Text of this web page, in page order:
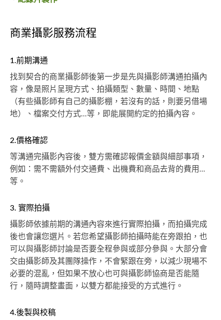
商業攝影服務流程
1.前期溝通
找到契合的商業攝影師後第一步是先與攝影師溝通拍攝內
容，像是照片呈現方式、拍攝類型、數量、時間、地點
（有些攝影師有自己的攝影棚，若沒有的話，則要另借場
地）、檔案交付方式...等，即能展開約定的拍攝內容。
2.價格確認
等溝通完攝影內容後，雙方需確認報價金額與細部事項，
例如：需不需額外付交通費、出機費和商品去背的費用...
等。
3. 實際拍攝
攝影師依據前期的溝通內容來進行實際拍攝，而拍攝完成
後也會讓您選片。若您希望攝影師拍攝時能在旁跟拍，也
可以與攝影師討論是否要全程參與或部分參與。大部分會
交由攝影師及其團隊操作，不會緊跟在旁，以減少現場不
必要的混亂，但如果不放心也可與攝影師協商是否能隨
行，隨時調整畫面，以雙方都能接受的方式進行。
4.後製與校稿